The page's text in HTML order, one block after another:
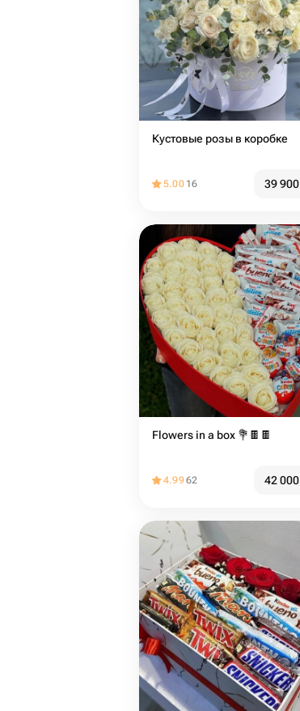
Кустовые розы в коробке
5.00 16 39 900
Flowers in a box 💐🍫🍫
4.9962 42 000